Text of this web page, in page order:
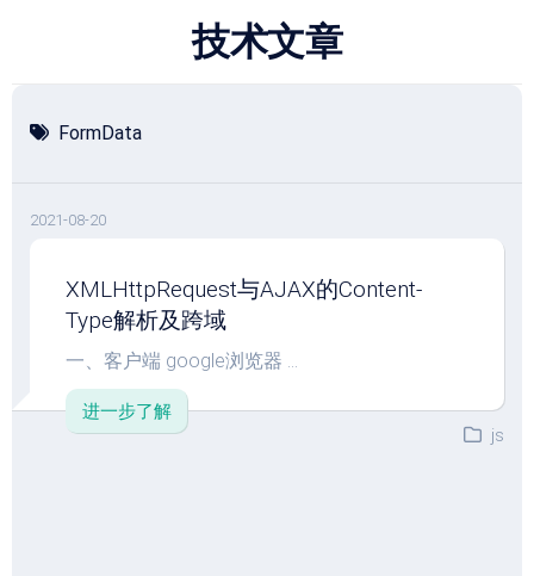
技术文章
FormData
2021-08-20
XMLHttpRequest与AJAX的Content-
Type解析及跨域
一、客户端 google浏览器 ...
进一步了解
js